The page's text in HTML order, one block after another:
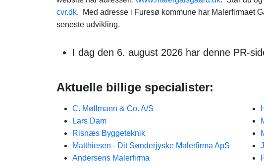
cvr.dk. Med adresse i Furesø kommune har Malerfirmaet
seneste udvikling.
I dag den 6. august 2026 har denne PR-
Aktuelle billige specialister:
C. Møllmann & Co. A/S
Lars Dam
Risnæs Byggeteknik
Matthiesen - Dit Sønderjyske Malerfirma ApS
Andersens Malerfirma